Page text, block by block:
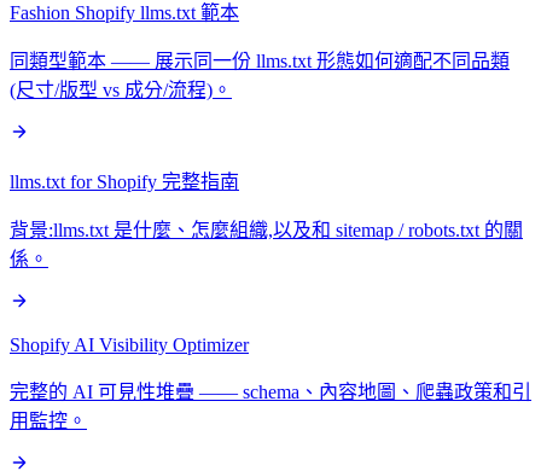
Fashion Shopify llms.txt 範本
同類型範本 —— 展示同一份 llms.txt 形態如何適配不同品類
(尺寸/版型 vs 成分/流程)。
llms.txt for Shopify 完整指南
背景:llms.txt 是什麼、怎麼組織,以及和 sitemap / robots.txt 的關
係。
Shopify AI Visibility Optimizer
完整的 AI 可見性堆疊 —— schema、內容地圖、爬蟲政策和引
用監控。